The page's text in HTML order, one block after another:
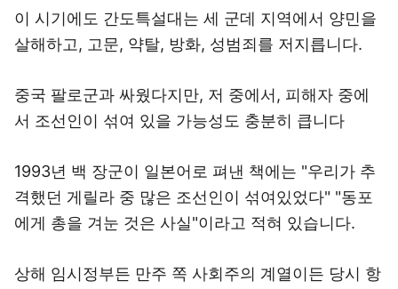
이 시기에도 간도특설대는 세 군데 지역에서 양민을
살해하고, 고문, 약탈, 방화, 성범죄를 저지릅니다.
중국 팔로군과 싸웠다지만, 저 중에서, 피해자 중에
서 조선인이 섞여 있을 가능성도 충분히 큽니다
1993년 백 장군이 일본어로 펴낸 책에는 "우리가 추
격했던 게릴라 중 많은 조선인이 섞여있었다" "동포
에게 총을 겨눈 것은 사실"이라고 적혀 있습니다.
상해 임시정부든 만주 쪽 사회주의 계열이든 당시 항